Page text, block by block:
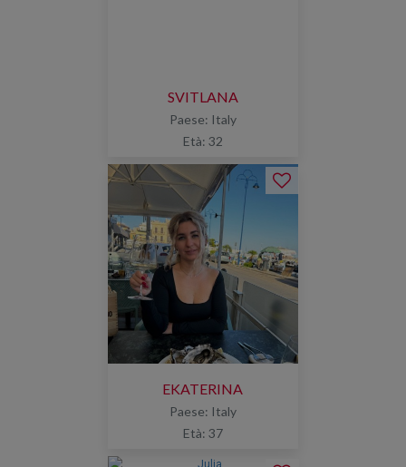
SVITLANA
Paese: Italy
Età: 32
EKATERINA
Paese: Italy
Età: 37